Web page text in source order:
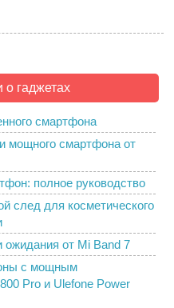
о гаджетах
смартфона
мощного смартфона от
полное руководство
след для косметического
ожидания от Mi Band 7
с мощным
Pro и Ulefone Power